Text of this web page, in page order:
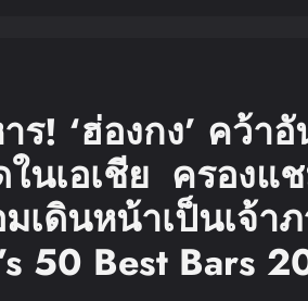
ร! ‘ฮ่องกง’ คว้า
นเอเชีย ครองแ
เดินหน้าเป็นเจ้า
50 Best Bars